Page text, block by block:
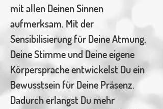
mit allen Deinen Sinnen
aufmerksam. Mit der
Sensibilisierung für Deine Atmung,
Deine Stimme und Deine eigene
Körpersprache entwickelst Du ein
Bewusstsein für Deine Präsenz.
Dadurch erlangst Du mehr